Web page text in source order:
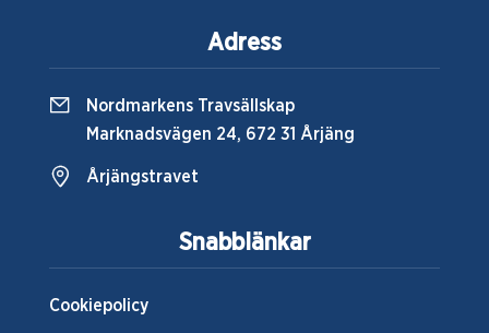
Snabblänkar
Cookiepolicy
Adress
Nordmarkens Travsällskap
Marknadsvägen 24, 672 31 Årjäng
Årjängstravet